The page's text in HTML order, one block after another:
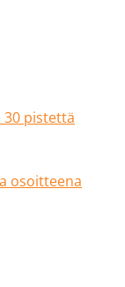
30 pistettä
osoitteena